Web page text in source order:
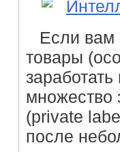
Если вам
товары
множество
(private
после